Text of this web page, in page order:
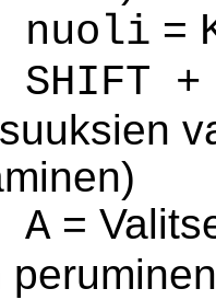
nuoli =
SHIFT
A =